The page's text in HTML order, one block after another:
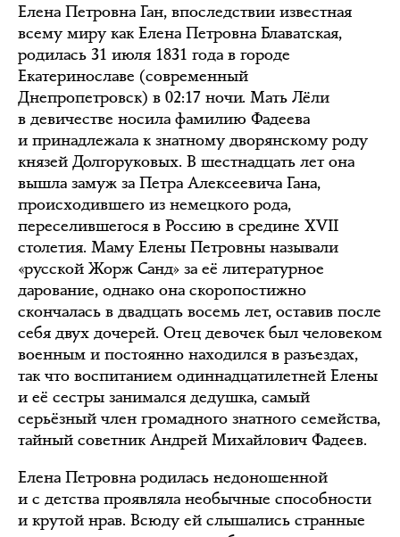
Елена Петровна Ган, впоследствии известная
всему миру как Елена Петровна Блаватская,
родилась 31 июля 1831 года в городе
Екатеринославе (современный
Днепропетровск) в 02:17 ночи. Мать Лёли
в девичестве носила фамилию Фадеева
и принадлежала к знатному дворянскому роду
князей Долгоруковых. В шестнадцать лет она
вышла замуж за Петра Алексеевича Гана,
происходившего из немецкого рода,
переселившегося в Россию в средине XVII
столетия. Маму Елены Петровны называли
«русской Жорж Санд» за её литературное
дарование, однако она скоропостижно
скончалась в двадцать восемь лет, оставив после
себя двух дочерей. Отец девочек был человеком
военным и постоянно находился в разъездах,
так что воспитанием одиннадцатилетней Елены
и её сестры занимался дедушка, самый
серьёзный член громадного знатного семейства,
тайный советник Андрей Михайлович Фадеев.
Елена Петровна родилась недоношенной
и с детства проявляла необычные способности
и крутой нрав. Всюду ей слышались странные